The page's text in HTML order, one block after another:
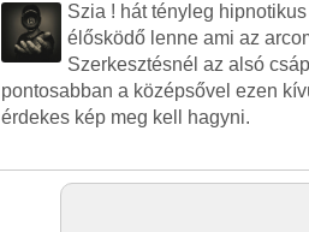
Szia ! hát tényleg
élősködő lenne ami az
Szerkesztésnél az alsó
pontosabban a középsővel ezen
érdekes kép meg kell hagyni.